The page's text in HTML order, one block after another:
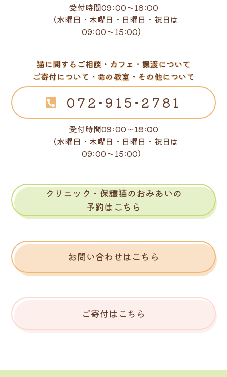
受付時間09:00～18:00
（水曜日・木曜日・日曜日・祝日は
09:00～15:00）
猫に関するご相談・カフェ・譲渡について
ご寄付について・命の教室・その他について
072-915-2781
受付時間09:00～18:00
（水曜日・木曜日・日曜日・祝日は
09:00～15:00）
クリニック・保護猫のおみあいの
予約はこちら
お問い合わせはこちら
ご寄付はこちら